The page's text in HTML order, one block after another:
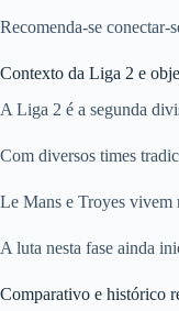
Recomenda-se
Contexto da Liga 2 e
A Liga 2 é a segunda
Com diversos times
Le Mans e Troyes vivem
A luta nesta fase ainda
Comparativo e histórico